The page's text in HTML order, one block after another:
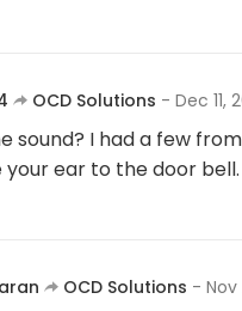
OCD Solutions - Dec 11,
sound? I had a few
your ear to the door bell.
OCD Solutions - Nov